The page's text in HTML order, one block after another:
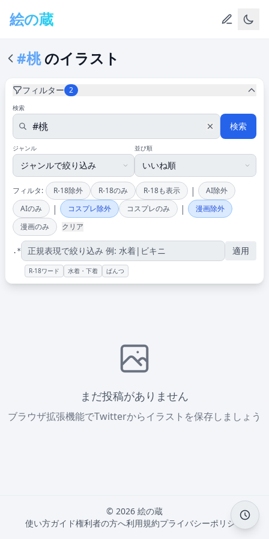
絵の蔵
#桃のイラスト
フィルター 2
検索
検索
ジャンル 並び順
フィルタ: R-18除外 R-18のみ R-18も表示 |
AI除外
AIのみ
| コスプレ除外 コスプレのみ |
漫画除外
漫画のみ
クリア
.* 適用
R-18ワード 水着・下着 ぱんつ
まだ投稿がありません
ブラウザ拡張機能でTwitterからイラストを保存しましょう
© 2026 絵の蔵
使い方ガイド権利者の方へ利用規約プライバシーポリシー